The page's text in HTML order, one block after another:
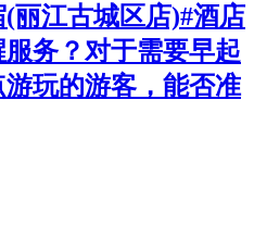
丽江古城区店)#酒店
务？对于需要早起
玩的游客，能否准